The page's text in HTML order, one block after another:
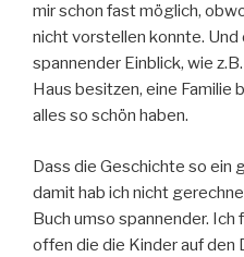
mir schon fast möglich,
nicht vorstellen konnte. Und
spannender Einblick, wie
Haus besitzen, eine Familie
alles so schön haben.
Dass die Geschichte so ein
damit hab ich nicht
Buch umso spannender. Ich
offen die die Kinder auf den